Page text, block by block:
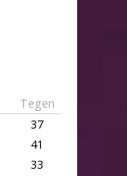
Tegen
37
41
33